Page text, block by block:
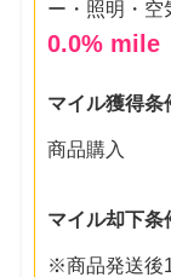
ー・照明・空
0.0% mile
マイル獲得条
商品購入
マイル却下条
※商品発送後